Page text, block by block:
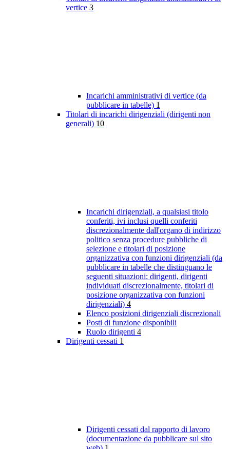
vertice 3
Incarichi amministrativi di vertice (da
pubblicare in tabelle) 1
Titolari di incarichi dirigenziali (dirigenti non
generali) 10
Incarichi dirigenziali, a qualsiasi titolo
conferiti, ivi inclusi quelli conferiti
discrezionalmente dall'organo di indirizzo
politico senza procedure pubbliche di
selezione e titolari di posizione
organizzativa con funzioni dirigenziali (da
pubblicare in tabelle che distinguano le
seguenti situazioni: dirigenti, dirigenti
individuati discrezionalmente, titolari di
posizione organizzativa con funzioni
dirigenziali) 4
Elenco posizioni dirigenziali discrezionali
Posti di funzione disponibili
Ruolo dirigenti 4
Dirigenti cessati 1
Dirigenti cessati dal rapporto di lavoro
(documentazione da pubblicare sul sito